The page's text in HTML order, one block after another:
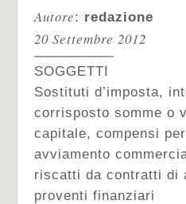
Autore: redazione
20 Settembre 2012
SOGGETTI
Sostituti d’imposta,
corrisposto somme o
capitale, compensi per
avviamento
riscatti da contratti di
proventi finanziari